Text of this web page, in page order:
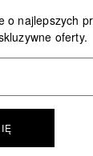
o najlepszych
oferty.